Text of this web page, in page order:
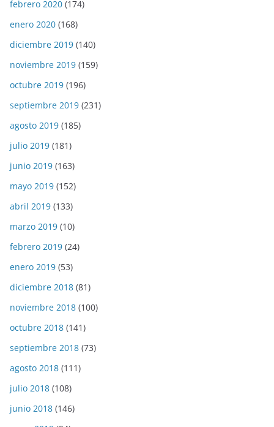
febrero 2020 (174)
enero 2020 (168)
diciembre 2019 (140)
noviembre 2019 (159)
octubre 2019 (196)
septiembre 2019 (231)
agosto 2019 (185)
julio 2019 (181)
junio 2019 (163)
mayo 2019 (152)
abril 2019 (133)
marzo 2019 (10)
febrero 2019 (24)
enero 2019 (53)
diciembre 2018 (81)
noviembre 2018 (100)
octubre 2018 (141)
septiembre 2018 (73)
agosto 2018 (111)
julio 2018 (108)
junio 2018 (146)